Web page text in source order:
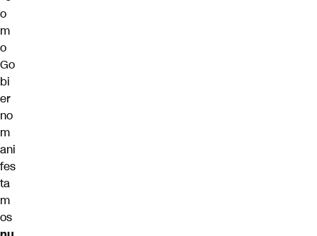
o
m
o
Go
bi
er
no
m
ani
fes
ta
m
os